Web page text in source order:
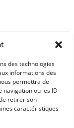
des technologies
informations des
permettra de
ou les ID
retirer son
caractéristiques